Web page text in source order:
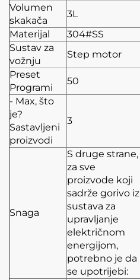
Volumen
skakača
3L
Materijal
304#SS
Sustav za
vožnju
Step motor
Preset
Programi
50
- Max, što
je?
Sastavljeni
proizvodi
3
Snaga
S druge strane,
za sve
proizvode koji
sadrže gorivo iz
sustava za
upravljanje
električnom
energijom,
potrebno je da
se upotrijebi: